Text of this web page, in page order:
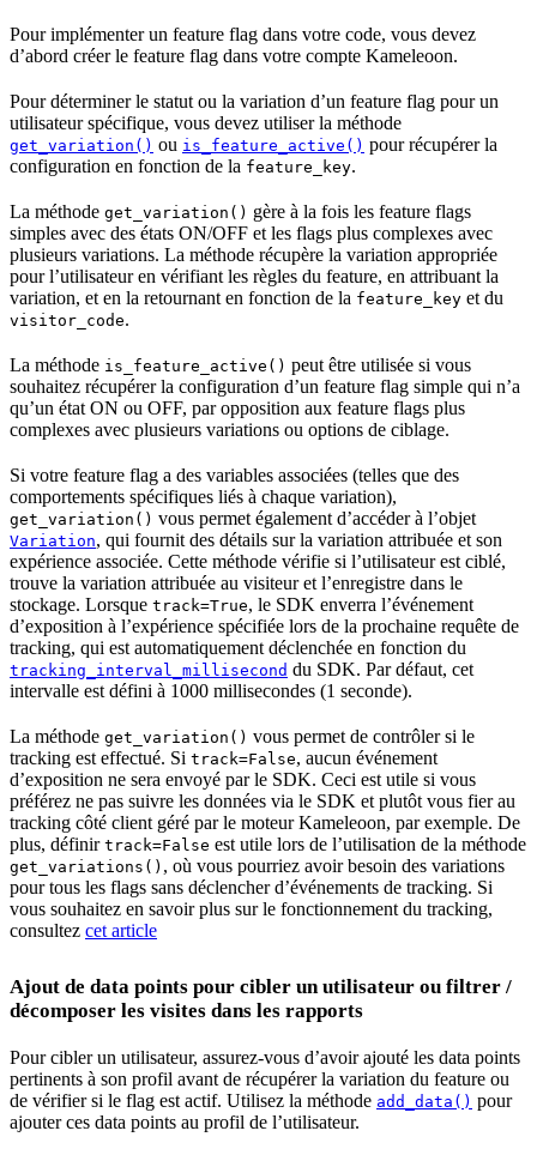
Pour implémenter un feature flag dans votre code, vous devez
d’abord créer le feature flag dans votre compte Kameleoon.
Pour déterminer le statut ou la variation d’un feature flag pour un
utilisateur spécifique, vous devez utiliser la méthode
get_variation() ou is_feature_active() pour récupérer la
configuration en fonction de la feature_key.
La méthode get_variation() gère à la fois les feature flags
simples avec des états ON/OFF et les flags plus complexes avec
plusieurs variations. La méthode récupère la variation appropriée
pour l’utilisateur en vérifiant les règles du feature, en attribuant la
variation, et en la retournant en fonction de la feature_key et du
visitor_code.
La méthode is_feature_active() peut être utilisée si vous
souhaitez récupérer la configuration d’un feature flag simple qui n’a
qu’un état ON ou OFF, par opposition aux feature flags plus
complexes avec plusieurs variations ou options de ciblage.
Si votre feature flag a des variables associées (telles que des
comportements spécifiques liés à chaque variation),
get_variation() vous permet également d’accéder à l’objet
Variation, qui fournit des détails sur la variation attribuée et son
expérience associée. Cette méthode vérifie si l’utilisateur est ciblé,
trouve la variation attribuée au visiteur et l’enregistre dans le
stockage. Lorsque track=True, le SDK enverra l’événement
d’exposition à l’expérience spécifiée lors de la prochaine requête de
tracking, qui est automatiquement déclenchée en fonction du
tracking_interval_millisecond du SDK. Par défaut, cet
intervalle est défini à 1000 millisecondes (1 seconde).
La méthode get_variation() vous permet de contrôler si le
tracking est effectué. Si track=False, aucun événement
d’exposition ne sera envoyé par le SDK. Ceci est utile si vous
préférez ne pas suivre les données via le SDK et plutôt vous fier au
tracking côté client géré par le moteur Kameleoon, par exemple. De
plus, définir track=False est utile lors de l’utilisation de la méthode
get_variations() , où vous pourriez avoir besoin des variations
pour tous les flags sans déclencher d’événements de tracking. Si
vous souhaitez en savoir plus sur le fonctionnement du tracking,
consultez cet article
Ajout de data points pour cibler un utilisateur ou filtrer /
décomposer les visites dans les rapports
Pour cibler un utilisateur, assurez-vous d’avoir ajouté les data points
pertinents à son profil avant de récupérer la variation du feature ou
de vérifier si le flag est actif. Utilisez la méthode add_data() pour
ajouter ces data points au profil de l’utilisateur.